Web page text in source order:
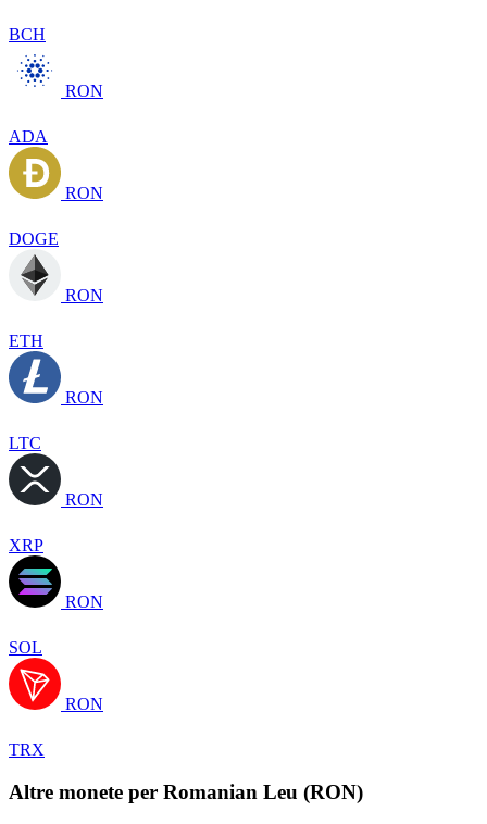
BCH
RON
ADA
RON
DOGE
RON
ETH
RON
LTC
RON
XRP
RON
SOL
RON
TRX
Altre monete per Romanian Leu (RON)